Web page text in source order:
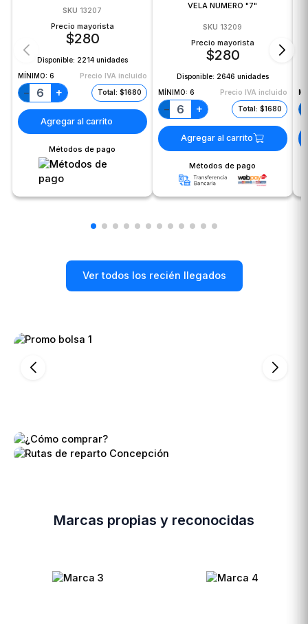
SKU 13207
Precio mayorista
$280
Disponible: 2214 unidades
MÍNIMO: 6 Precio IVA incluido
− + Total: $1680
Agregar al carrito
Métodos de pago
VELA NUMERO "7"
SKU 13209
Precio mayorista
$280
Disponible: 2646 unidades
MÍNIMO: 6 Precio IVA incluido
− + Total: $1680
Agregar al carrito
Métodos de pago
Ver todos los recién llegados
Marcas propias y reconocidas